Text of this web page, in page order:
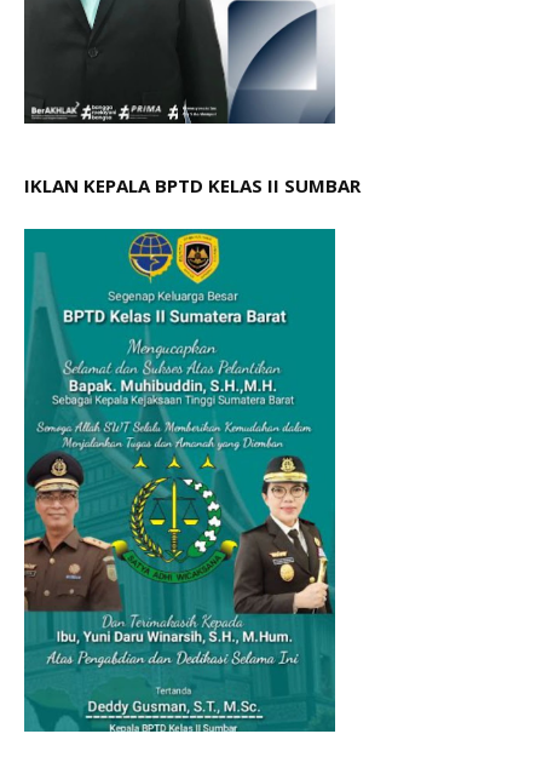
IKLAN KEPALA BPTD KELAS II SUMBAR